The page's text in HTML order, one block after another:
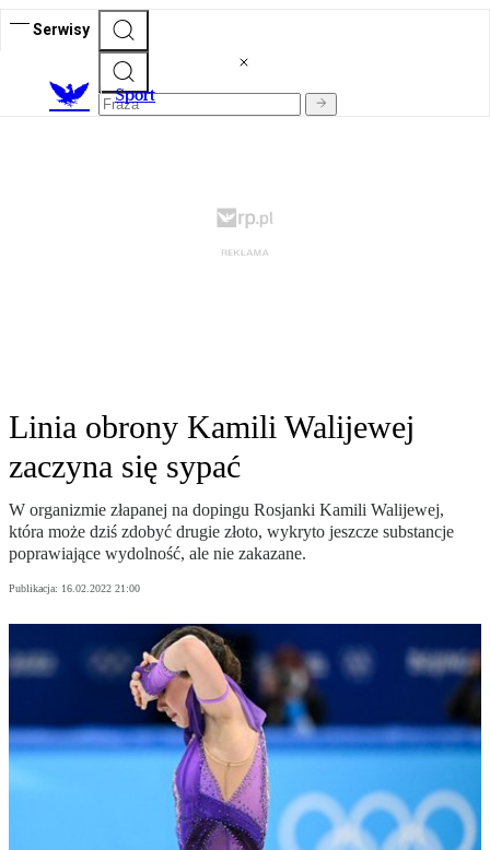
Serwisy
Sport
Linia obrony Kamili Walijewej
zaczyna się sypać
W organizmie złapanej na dopingu Rosjanki Kamili Walijewej,
która może dziś zdobyć drugie złoto, wykryto jeszcze substancje
poprawiające wydolność, ale nie zakazane.
Publikacja: 16.02.2022 21:00